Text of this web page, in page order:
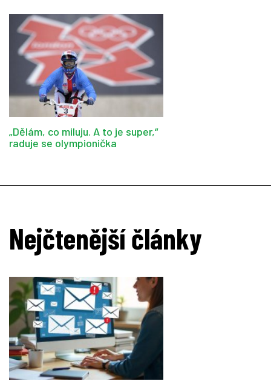
„Dělám, co miluju. A to je super,“
raduje se olympionička
Nejčtenější články